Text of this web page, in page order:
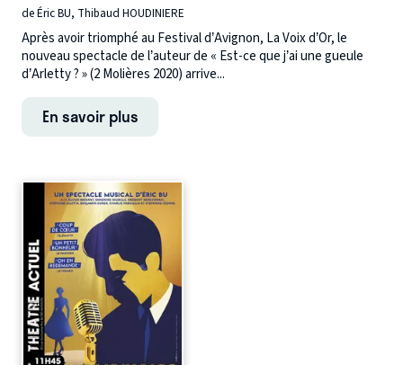
de Éric BU, Thibaud HOUDINIERE
Après avoir triomphé au Festival d’Avignon, La Voix d’Or, le
nouveau spectacle de l’auteur de « Est-ce que j’ai une gueule
d’Arletty ? » (2 Molières 2020) arrive...
En savoir plus